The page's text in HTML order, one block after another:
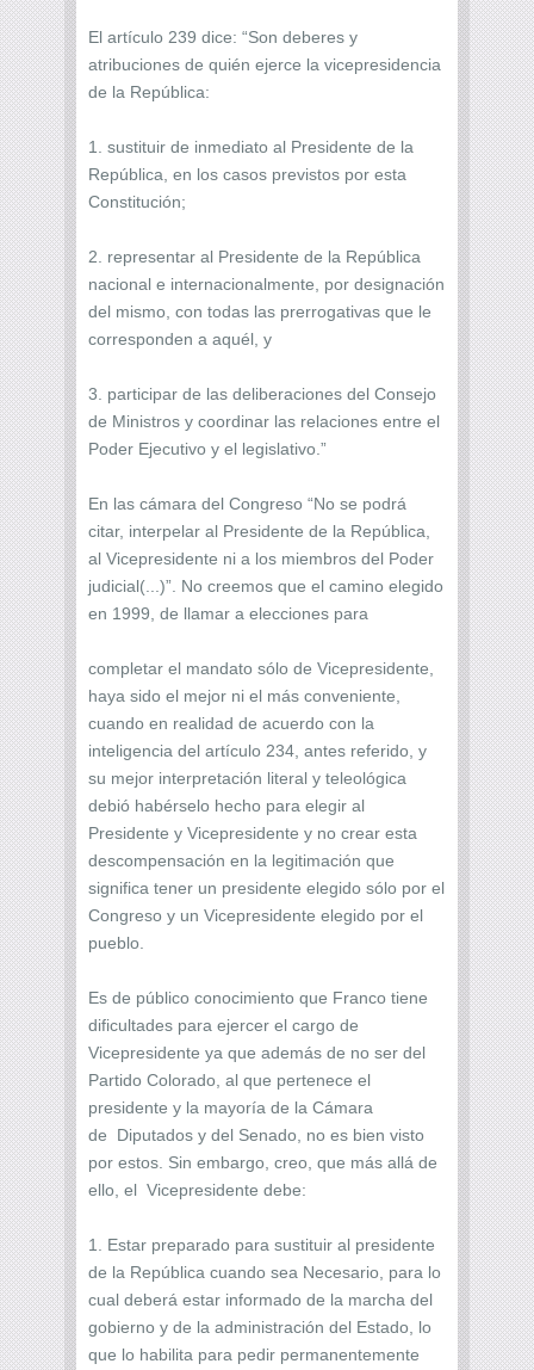
El artículo 239 dice: “Son deberes y
atribuciones de quién ejerce la vicepresidencia
de la República:
1. sustituir de inmediato al Presidente de la
República, en los casos previstos por esta
Constitución;
2. representar al Presidente de la República
nacional e internacionalmente, por designación
del mismo, con todas las prerrogativas que le
corresponden a aquél, y
3. participar de las deliberaciones del Consejo
de Ministros y coordinar las relaciones entre el
Poder Ejecutivo y el legislativo.”
En las cámara del Congreso “No se podrá
citar, interpelar al Presidente de la República,
al Vicepresidente ni a los miembros del Poder
judicial(...)”. No creemos que el camino elegido
en 1999, de llamar a elecciones para
completar el mandato sólo de Vicepresidente,
haya sido el mejor ni el más conveniente,
cuando en realidad de acuerdo con la
inteligencia del artículo 234, antes referido, y
su mejor interpretación literal y teleológica
debió habérselo hecho para elegir al
Presidente y Vicepresidente y no crear esta
descompensación en la legitimación que
significa tener un presidente elegido sólo por el
Congreso y un Vicepresidente elegido por el
pueblo.
Es de público conocimiento que Franco tiene
dificultades para ejercer el cargo de
Vicepresidente ya que además de no ser del
Partido Colorado, al que pertenece el
presidente y la mayoría de la Cámara
de Diputados y del Senado, no es bien visto
por estos. Sin embargo, creo, que más allá de
ello, el Vicepresidente debe:
1. Estar preparado para sustituir al presidente
de la República cuando sea Necesario, para lo
cual deberá estar informado de la marcha del
gobierno y de la administración del Estado, lo
que lo habilita para pedir permanentemente